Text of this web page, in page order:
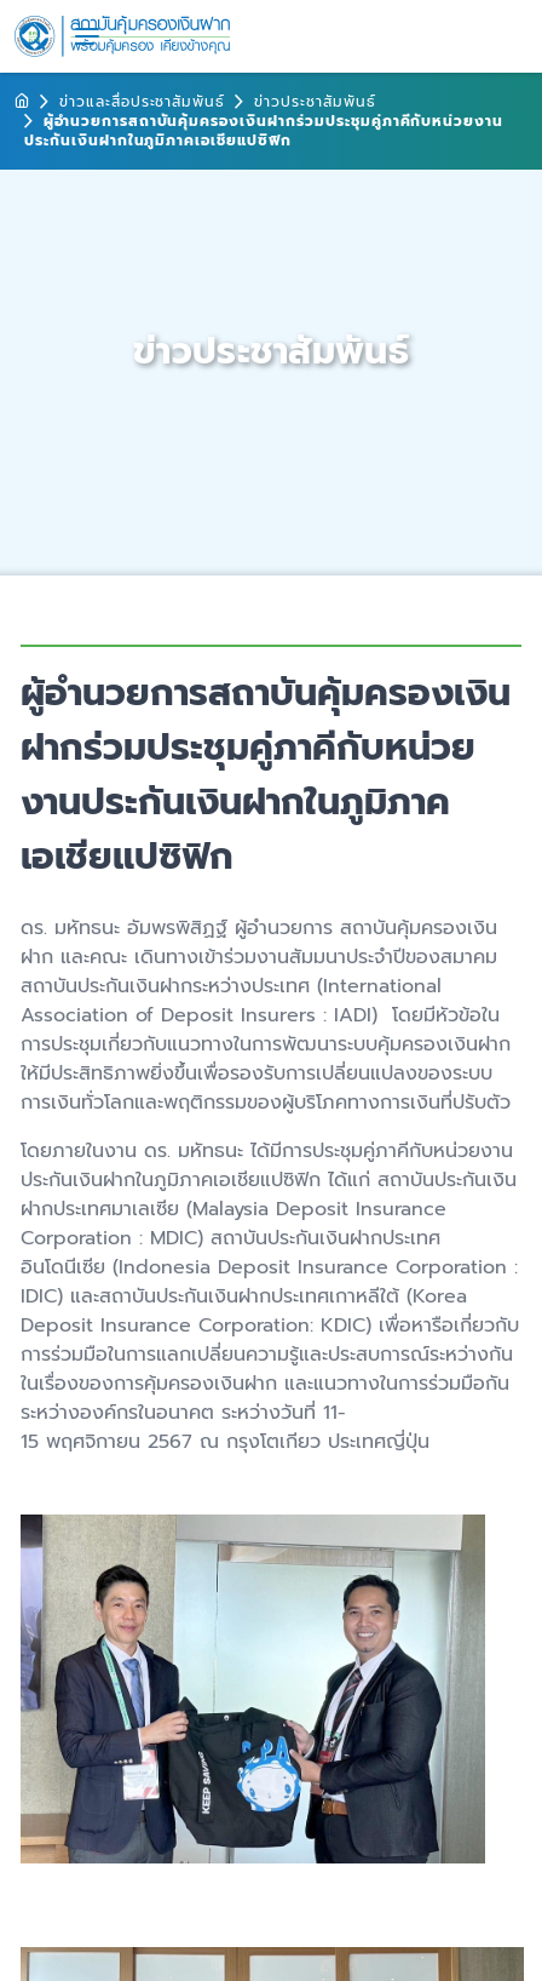
ข่าวและสื่อประชาสัมพันธ์
ข่าวประชาสัมพันธ์
ผู้อำนวยการสถาบันคุ้มครองเงินฝากร่วมประชุมคู่ภาคีกับหน่วยงาน
ประกันเงินฝากในภูมิภาคเอเชียแปซิฟิก
ข่าวประชาสัมพันธ์
ผู้อำนวยการสถาบันคุ้มครองเงิน
ฝากร่วมประชุมคู่ภาคีกับหน่วย
งานประกันเงินฝากในภูมิภาค
เอเชียแปซิฟิก
ดร. มหัทธนะ อัมพรพิสิฏฐ์ ผู้อำนวยการ สถาบันคุ้มครองเงิน
ฝาก และคณะ เดินทางเข้าร่วมงานสัมมนาประจำปีของสมาคม
สถาบันประกันเงินฝากระหว่างประเทศ (International
Association of Deposit Insurers : IADI) โดยมีหัวข้อใน
การประชุมเกี่ยวกับแนวทางในการพัฒนาระบบคุ้มครองเงินฝาก
ให้มีประสิทธิภาพยิ่งขึ้นเพื่อรองรับการเปลี่ยนแปลงของระบบ
การเงินทั่วโลกและพฤติกรรมของผู้บริโภคทางการเงินที่ปรับตัว
โดยภายในงาน ดร. มหัทธนะ ได้มีการประชุมคู่ภาคีกับหน่วยงาน
ประกันเงินฝากในภูมิภาคเอเชียแปซิฟิก ได้แก่ สถาบันประกันเงิน
ฝากประเทศมาเลเซีย (Malaysia Deposit Insurance
Corporation : MDIC) สถาบันประกันเงินฝากประเทศ
อินโดนีเซีย (Indonesia Deposit Insurance Corporation :
IDIC) และสถาบันประกันเงินฝากประเทศเกาหลีใต้ (Korea
Deposit Insurance Corporation: KDIC) เพื่อหารือเกี่ยวกับ
การร่วมมือในการแลกเปลี่ยนความรู้และประสบการณ์ระหว่างกัน
ในเรื่องของการคุ้มครองเงินฝาก และแนวทางในการร่วมมือกัน
ระหว่างองค์กรในอนาคต ระหว่างวันที่ 11-
15 พฤศจิกายน 2567 ณ กรุงโตเกียว ประเทศญี่ปุ่น